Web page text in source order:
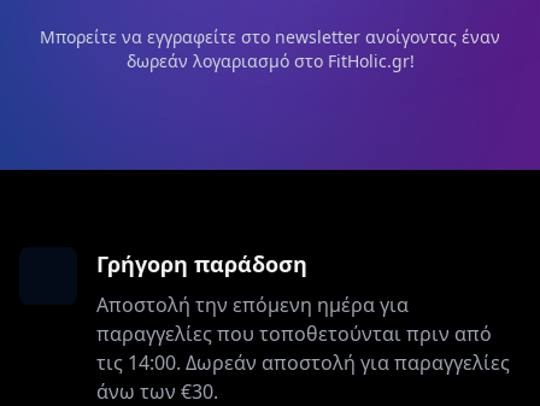
Μπορείτε να εγγραφείτε στο newsletter ανοίγοντας έναν
δωρεάν λογαριασμό στο FitHolic.gr!
Γρήγορη παράδοση
Αποστολή την επόμενη ημέρα για
παραγγελίες που τοποθετούνται πριν από
τις 14:00. Δωρεάν αποστολή για παραγγελίες
άνω των €30.